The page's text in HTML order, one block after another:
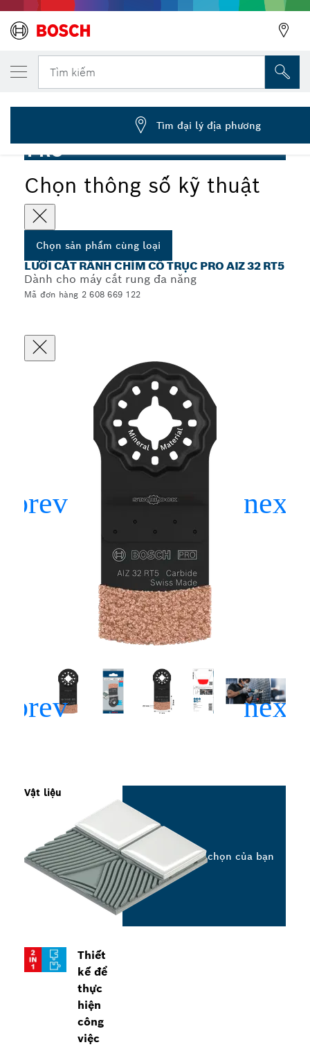
Tìm kiếm
... Lưỡi cắt rãnh chìm cổ trục PRO AIZ 32 RT5
PRO
Chọn thông số kỹ thuật
Chọn sản phẩm cùng loại
LƯỠI CẮT RÃNH CHÌM CỔ TRỤC PRO AIZ 32 RT5
Dành cho máy cắt rung đa năng
Mã đơn hàng 2 608 669 122
Thiết
kế để
thực
hiện
công
việc
Vật liệu
Chọn tùy chọn của bạn
SẢN PHẨM CÙNG LOẠI ĐÃ CHỌN
Lưỡi dụng cụ đa năng PRO AIZ 32 RT5, 2,5
2 608 669 122
Tìm đại lý địa phương